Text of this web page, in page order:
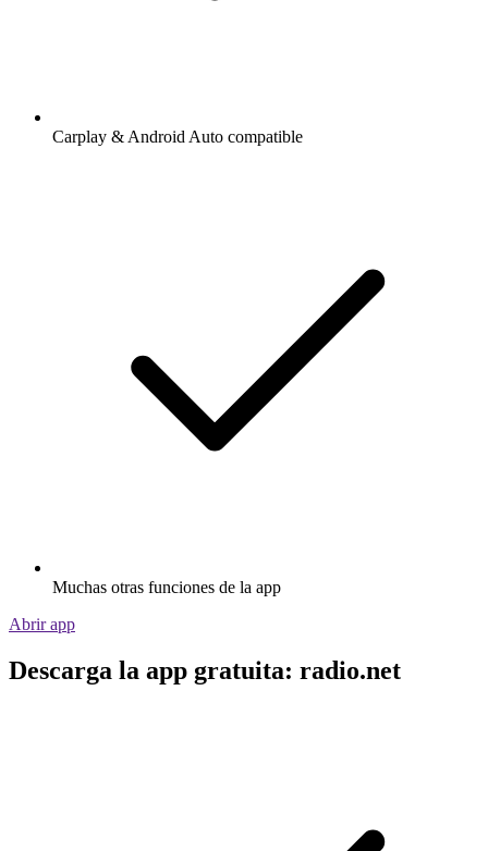
Carplay & Android Auto compatible
Muchas otras funciones de la app
Abrir app
Descarga la app gratuita: radio.net